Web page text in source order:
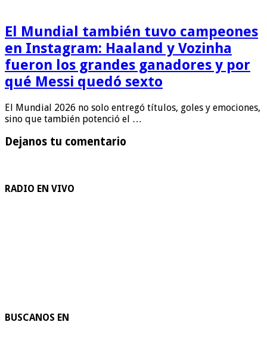
El Mundial también tuvo campeones
en Instagram: Haaland y Vozinha
fueron los grandes ganadores y por
qué Messi quedó sexto
El Mundial 2026 no solo entregó títulos, goles y emociones,
sino que también potenció el …
Dejanos tu comentario
RADIO EN VIVO
BUSCANOS EN